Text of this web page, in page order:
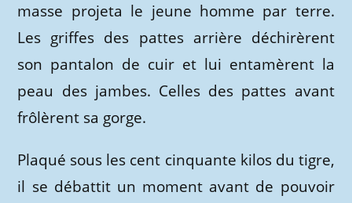
masse projeta le jeune homme par terre.
Les griffes des pattes arrière déchirèrent
son pantalon de cuir et lui entamèrent la
peau des jambes. Celles des pattes avant
frôlèrent sa gorge.
Plaqué sous les cent cinquante kilos du tigre,
il se débattit un moment avant de pouvoir